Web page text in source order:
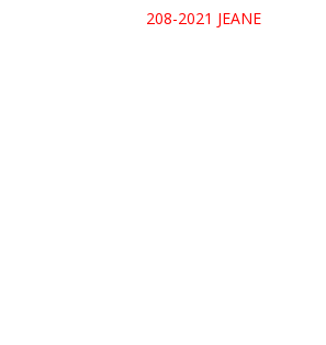
208-2021 JEANE